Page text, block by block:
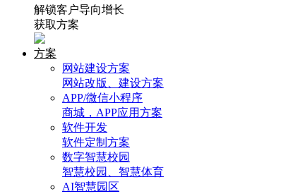
解锁客户导向增长
获取方案
方案
网站建设方案
网站改版、建设方案
APP/微信小程序
商城，APP应用方案
软件开发
软件定制方案
数字智慧校园
智慧校园、智慧体育
AI智慧园区